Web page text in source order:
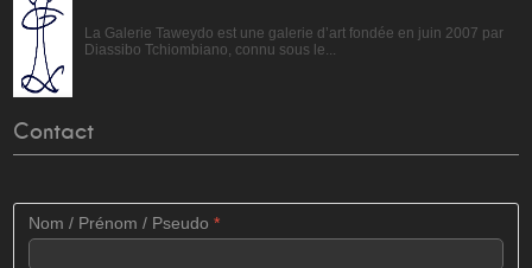
La Galerie Taweydo est une galerie d’art fondée en juin 2007 par
Diassibo Tchiombiano, connu sous le...
Contact
Nom / Prénom / Pseudo*